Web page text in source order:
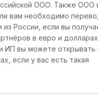
ООО. Также ООО
вам необходимо
из России, если вы
в евро и
ИП вы можете открывать
если у вас есть такая